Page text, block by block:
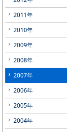
2011年
2010年
2009年
2008年
2007年
2006年
2005年
2004年